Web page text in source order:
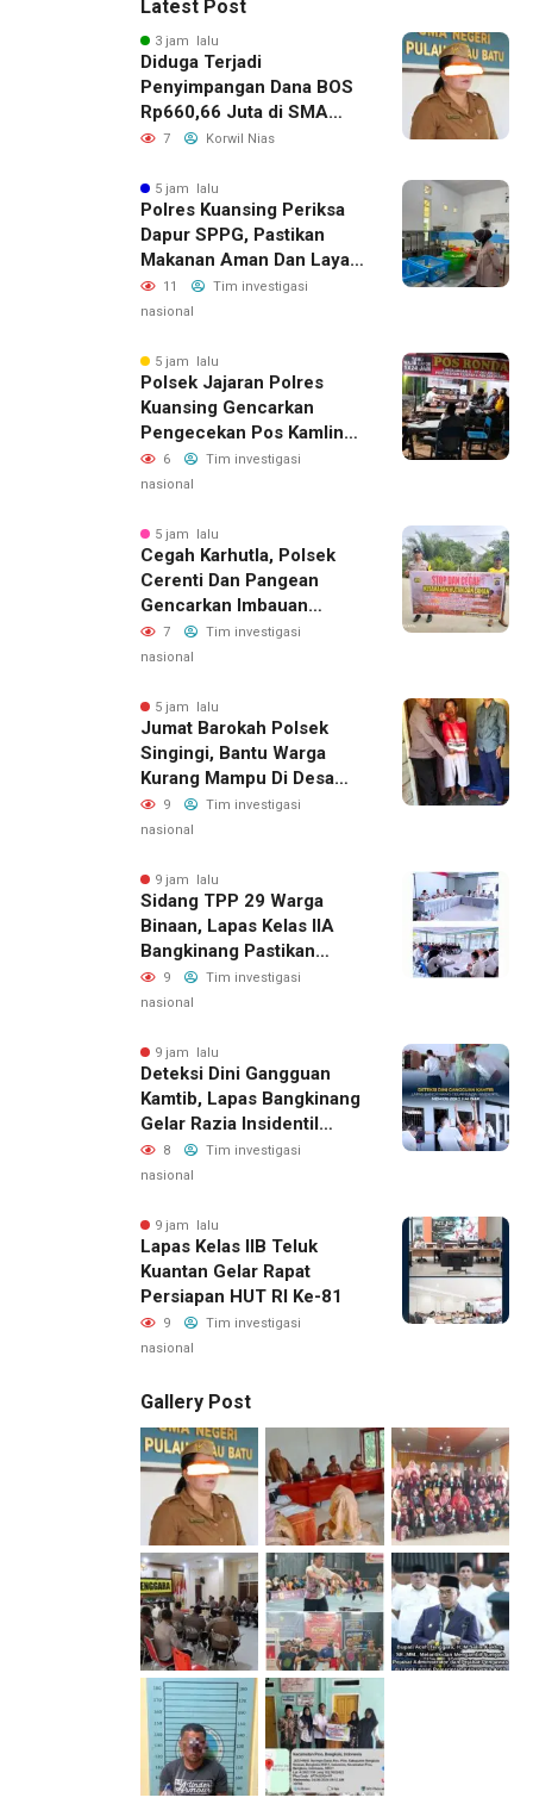
Latest Post
3 jam lalu
Diduga Terjadi
Penyimpangan Dana BOS
Rp660,66 Juta di SMA
Negeri 1 Pulau-Pulau
Belanja Bernilai Besar Jadi
Sorotan; LSM GEMPUR
Siapkan Laporan ke
Kejaksaan
7 Korwil Nias
5 jam lalu
Polres Kuansing Periksa
Dapur SPPG, Pastikan
Makanan Aman Dan Layak
Dikonsumsi
11
Tim investigasi
nasional
5 jam lalu
Polsek Jajaran Polres
Kuansing Gencarkan
Pengecekan Pos Kamling,
Kapolres Ajak Warga Aktif
Jaga Keamanan
6
Tim investigasi
nasional
5 jam lalu
Cegah Karhutla, Polsek
Cerenti Dan Pangean
Gencarkan Imbauan
Kepada Masyarakat
7
Tim investigasi
nasional
5 jam lalu
Jumat Barokah Polsek
Singingi, Bantu Warga
Kurang Mampu Di Desa
Sungai Kuning
9
Tim investigasi
nasional
9 jam lalu
Sidang TPP 29 Warga
Binaan, Lapas Kelas IIA
Bangkinang Pastikan
Layanan Integrasi Gratis
Dan Transparan
9
Tim investigasi
nasional
9 jam lalu
Deteksi Dini Gangguan
Kamtib, Lapas Bangkinang
Gelar Razia Insidentil
Menuju Zero Halinar
8
Tim investigasi
nasional
9 jam lalu
Lapas Kelas IIB Teluk
Kuantan Gelar Rapat
Persiapan HUT RI Ke-81
9
Tim investigasi
nasional
Gallery Post